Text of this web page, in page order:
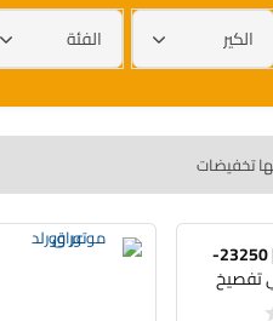
الكير الفئة
تخفيضات
نوزل | تويوتا | 23250-